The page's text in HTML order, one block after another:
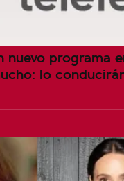
nuevo programa
lo